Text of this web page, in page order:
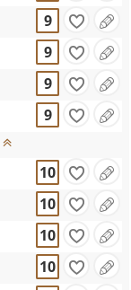
9
9
9
9
10
10
10
10